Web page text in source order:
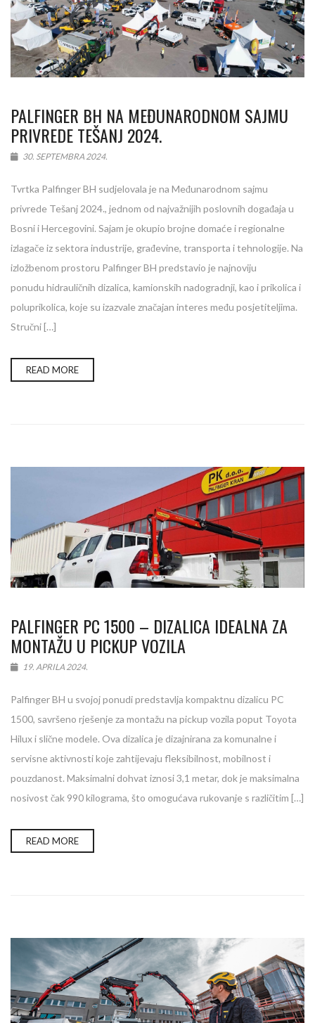
PALFINGER BH NA MEĐUNARODNOM SAJMU
PRIVREDE TEŠANJ 2024.
30. SEPTEMBRA 2024.
Tvrtka Palfinger BH sudjelovala je na Međunarodnom sajmu
privrede Tešanj 2024., jednom od najvažnijih poslovnih događaja u
Bosni i Hercegovini. Sajam je okupio brojne domaće i regionalne
izlagače iz sektora industrije, građevine, transporta i tehnologije. Na
izložbenom prostoru Palfinger BH predstavio je najnoviju
ponudu hidrauličnih dizalica, kamionskih nadogradnji, kao i prikolica i
poluprikolica, koje su izazvale značajan interes među posjetiteljima.
Stručni […]
READ MORE
PALFINGER PC 1500 – DIZALICA IDEALNA ZA
MONTAŽU U PICKUP VOZILA
19. APRILA 2024.
Palfinger BH u svojoj ponudi predstavlja kompaktnu dizalicu PC
1500, savršeno rješenje za montažu na pickup vozila poput Toyota
Hilux i slične modele. Ova dizalica je dizajnirana za komunalne i
servisne aktivnosti koje zahtijevaju fleksibilnost, mobilnost i
pouzdanost. Maksimalni dohvat iznosi 3,1 metar, dok je maksimalna
nosivost čak 990 kilograma, što omogućava rukovanje s različitim […]
READ MORE